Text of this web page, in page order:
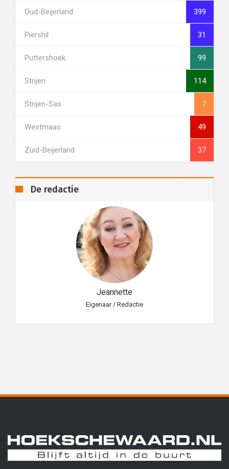
Oud-Beijerland 399
Piershil 31
Puttershoek 99
Strijen 114
Strijen-Sas 7
Westmaas 49
Zuid-Beijerland 37
De redactie
Jeannette
Eigenaar / Redactie